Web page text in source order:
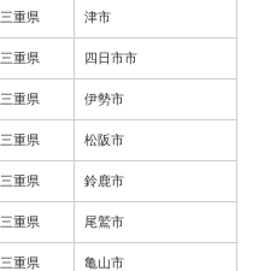
三重県 津市
三重県 四日市市
三重県 伊勢市
三重県 松阪市
三重県 鈴鹿市
三重県 尾鷲市
三重県 亀山市